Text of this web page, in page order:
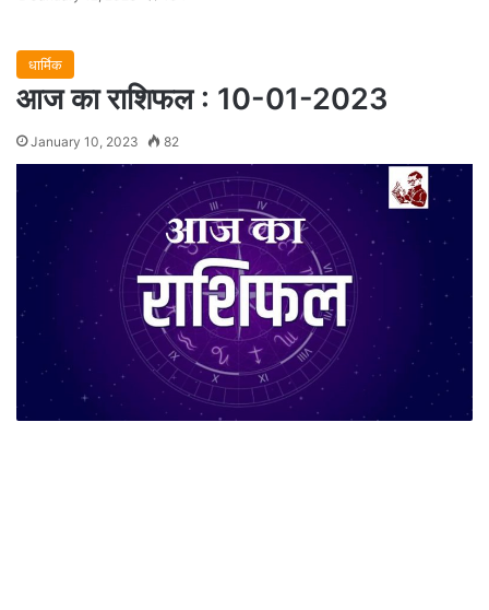
धार्मिक
आज का राशिफल : 10-01-2023
January 10, 2023 82